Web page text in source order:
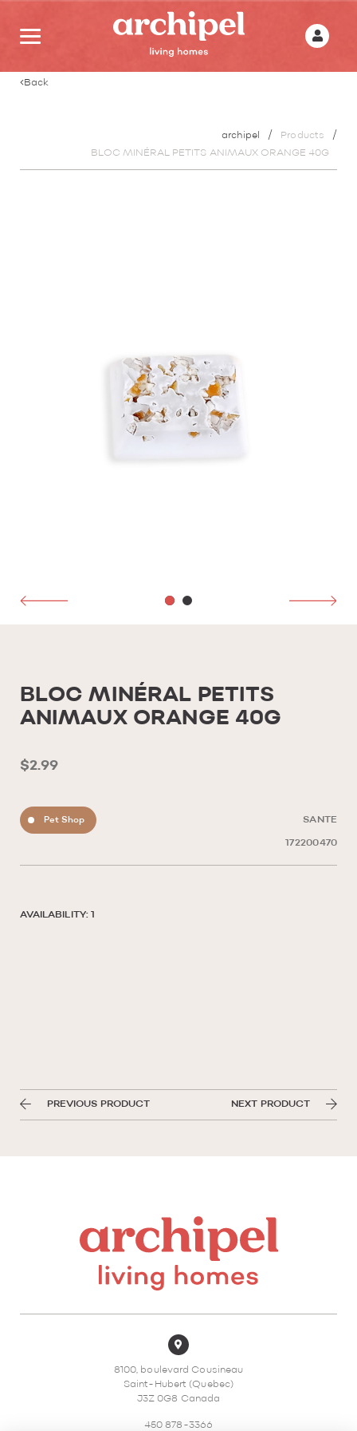
Back
archipel
Products
BLOC MINÉRAL PETITS ANIMAUX ORANGE 40G
BLOC MINÉRAL PETITS
ANIMAUX ORANGE 40G
$2.99
Pet Shop SANTE
172200470
AVAILABILITY: 1
PREVIOUS PRODUCT NEXT PRODUCT
8100, boulevard Cousineau
Saint-Hubert (Quebec)
J3Z 0G8 Canada
450 878-3366